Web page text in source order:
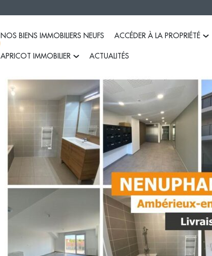
NOS BIENS IMMOBILIERS NEUFS ACCÉDER À LA PROPRIÉTÉ
Les avantages d’acheter
Le PSLA
Le BRS
Êtes-vous éligible au PSLA
Capacité d’emprunt
APRICOT IMMOBILIER
Qui sommes-nous ?
MyApricot
ACTUALITÉS